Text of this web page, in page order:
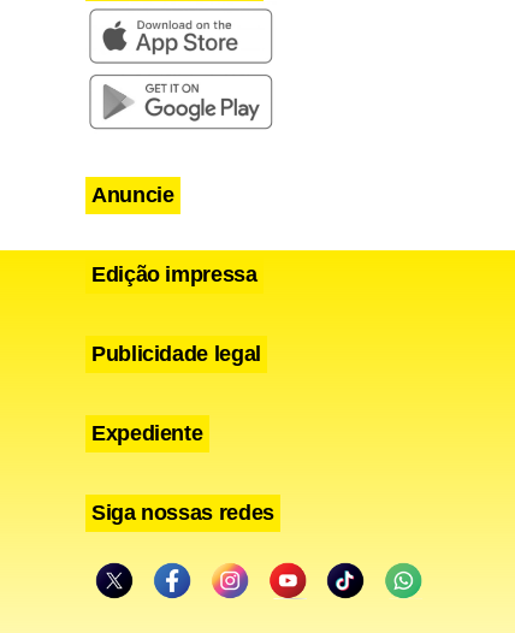
Anuncie
Edição impressa
Publicidade legal
Expediente
Siga nossas redes